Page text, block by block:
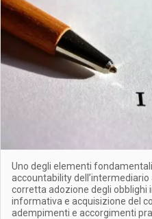
Uno degli elementi
accountability
corretta adozione degli obblighi
informativa e acquisizione del
adempimenti e accorgimenti